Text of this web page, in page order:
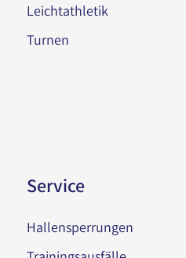
Leichtathletik
Turnen
Service
Hallensperrungen